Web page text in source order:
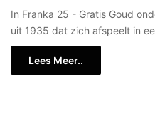
In Franka 25 - Gratis Goud
uit 1935 dat zich afspeelt in
Lees Meer..